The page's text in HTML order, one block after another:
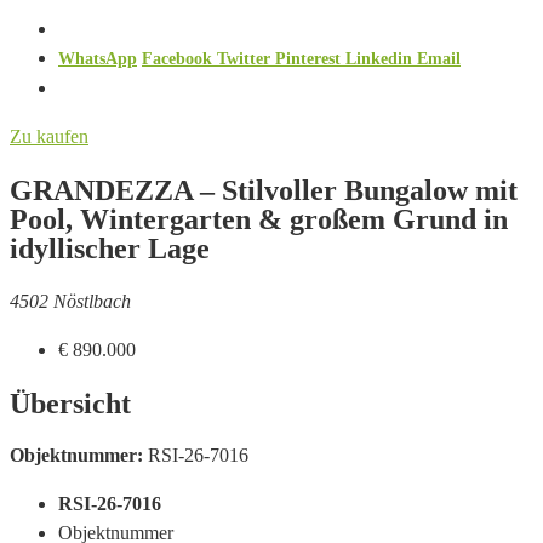
WhatsApp Facebook Twitter Pinterest Linkedin Email
Zu kaufen
GRANDEZZA – Stilvoller Bungalow mit
Pool, Wintergarten & großem Grund in
idyllischer Lage
4502 Nöstlbach
€ 890.000
Übersicht
Objektnummer: RSI-26-7016
RSI-26-7016
Objektnummer